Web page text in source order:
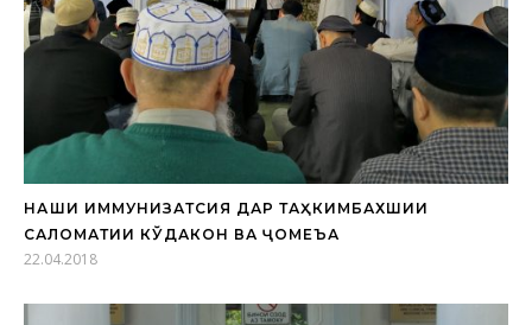
НАҚШИ ИММУНИЗАТСИЯ ДАР ТАҲКИМБАХШИИ
САЛОМАТИИ КЎДАКОН ВА ҶОМЕЪА
22.04.2018